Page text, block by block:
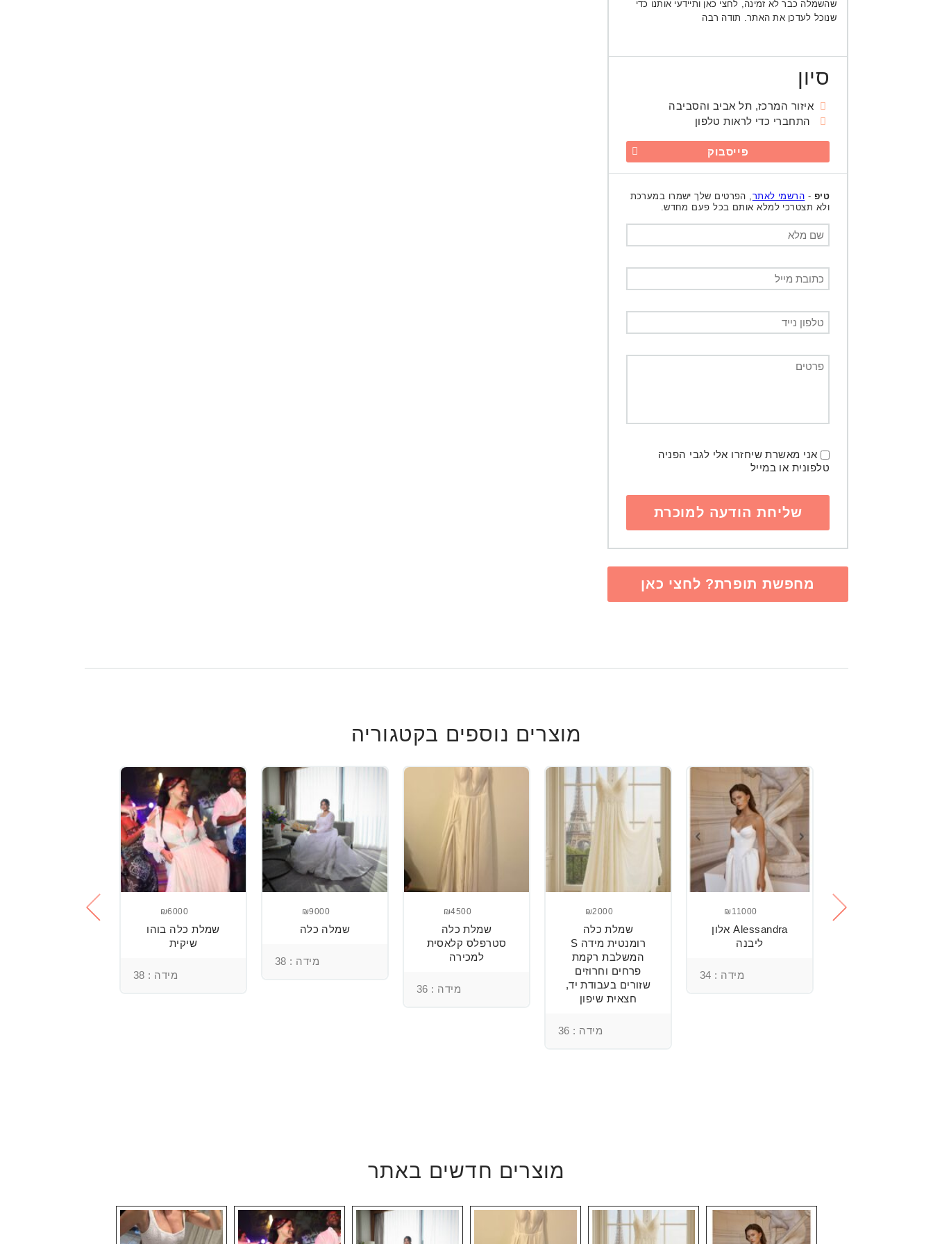
שהשמלה כבר לא זמינה, לחצי כאן ותיידעי אותנו כדי
שנוכל לעדכן את האתר. תודה רבה
סיון
איזור המרכז, תל אביב והסביבה
התחברי כדי לראות טלפון
פייסבוק
טיפ - הרשמי לאתר , הפרטים שלך ישמרו במערכת
ולא תצטרכי למלא אותם בכל פעם מחדש.
אני מאשרת שיחזרו אלי לגבי הפניה
טלפונית או במייל
מחפשת תופרת? לחצי כאן
מוצרים נוספים בקטגוריה
₪11000
Alessandra אלון
ליבנה
מידה : 34
₪2000
שמלת כלה
רומנטית מידה S
המשלבת רקמת
פרחים וחרוזים
שזורים בעבודת יד,
חצאית שיפון
מידה : 36
₪4500
שמלת כלה
סטרפלס קלאסית
למכירה
מידה : 36
₪9000
שמלה כלה
מידה : 38
₪6000
שמלת כלה בוהו
שיקית
מידה : 38
מוצרים חדשים באתר